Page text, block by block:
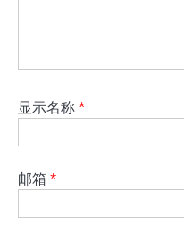
显示名称 *
邮箱 *